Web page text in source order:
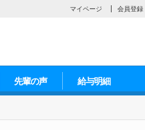
マイページ 会員登録
先輩の声 給与明細